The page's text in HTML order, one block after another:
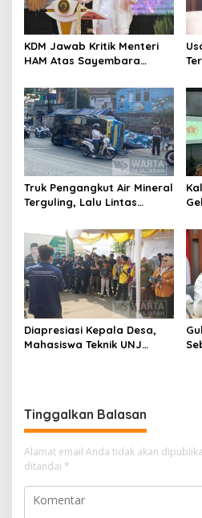
KDM Jawab Kritik Menteri
HAM Atas Sayembara
Pelaku Kejahatan
Truk Pengangkut Air Mineral
Terguling, Lalu Lintas
Memadat
Diapresiasi Kepala Desa,
Mahasiswa Teknik UNJ
Tinggalkan Balasan
Alamat email Anda tidak akan
ditandai *